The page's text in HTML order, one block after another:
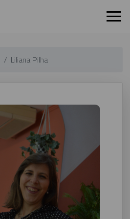
Liliana Pilha